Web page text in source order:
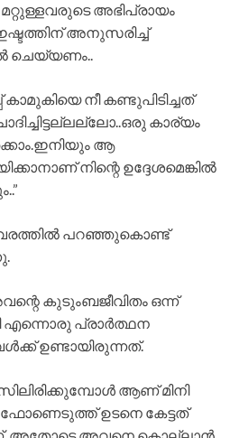
മറ്റുള്ളവരുടെ അഭിപ്രായം
അനുസരിച്ച്
ചെയ്യണം..
കാമുകിയെ നീ കണ്ടുപിടിച്ചത്
കാര്യം
ആ
നിന്റെ ഉദ്ദേശമെങ്കിൽ
പറഞ്ഞുകൊണ്ട്
കുടുംബജീവിതം ഒന്ന്
എന്നൊരു പ്രാർത്ഥന
ഉണ്ടായിരുന്നത്.
ആണ് മിനി
ഫോണെടുത്ത് ഉടനെ കേട്ടത്